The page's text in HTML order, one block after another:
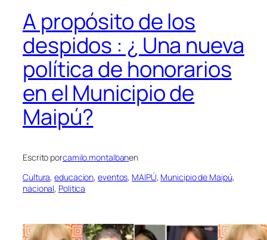
A propósito de los
despidos : ¿ Una nueva
política de honorarios
en el Municipio de
Maipú?
Escrito porcamilo.montalbanen
Cultura, educacion, eventos, MAIPÚ, Municipio de Maipú
nacional, Politica